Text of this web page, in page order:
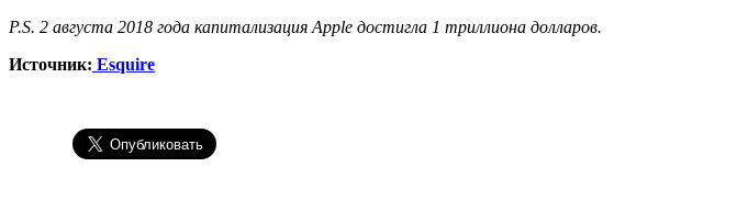
P.S. 2 августа 2018 года капитализация Apple достигла 1 триллиона долларов.
Источник: Esquire